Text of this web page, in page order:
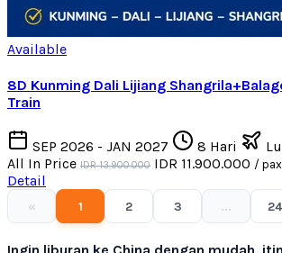
Available
8D Kunming Dali Lijiang
Train
SEP 2026 - JAN 2027 8 Hari
All In Price IDR 13.900.000 IDR 11.900.000 / pax
Detail
« 1 2 3 ... 24